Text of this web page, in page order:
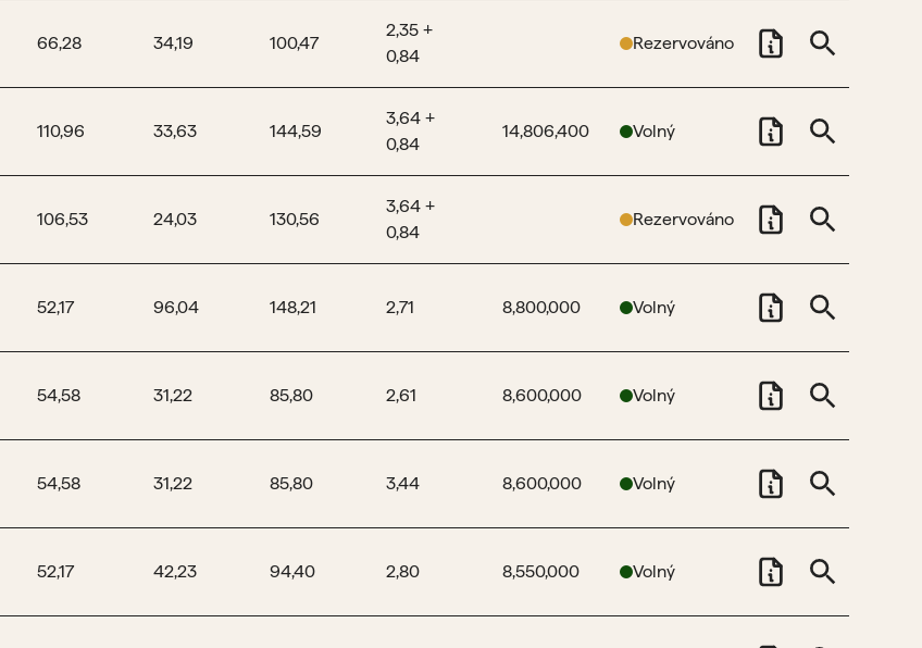
66,28 34,19 100,47
2,35 +
0,84
Rezervováno
110,96 33,63 144,59
3,64 +
0,84
14,806,400 Volný
106,53 24,03 130,56
3,64 +
0,84
Rezervováno
52,17 96,04 148,21 2,71 8,800,000 Volný
54,58 31,22 85,80 2,61 8,600,000 Volný
54,58 31,22 85,80 3,44 8,600,000 Volný
52,17 42,23 94,40 2,80 8,550,000 Volný